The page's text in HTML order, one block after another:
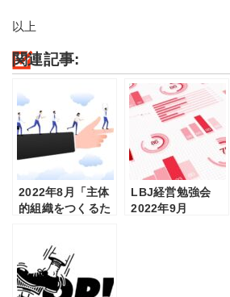
以上
関連記事:
2022年8月「主体
的組織をつくるた
LBJ経営勉強会
2022年9月